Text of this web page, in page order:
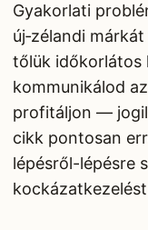
Gyakorlati
új‑zélandi
tőlük időkorlátos
kommunikálod
profitáljon —
cikk pontosan
lépésről-lépésre